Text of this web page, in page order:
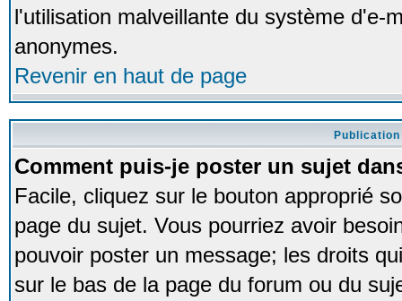
l'utilisation malveillante du système d'e-
anonymes.
Revenir en haut de page
Publication
Comment puis-je poster un sujet
Facile, cliquez sur le bouton approprié
page du sujet. Vous pourriez avoir
pouvoir poster un message; les droits
sur le bas de la page du forum ou du